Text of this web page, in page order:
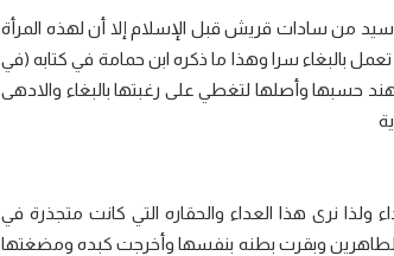
من سادات قريش قبل الإسلام إلا أن لهذه المرأة
بالبغاء سرا وهذا ما ذكره ابن حمامة في كتابه (في
حسبها وأصلها لتغطي على رغبتها بالبغاء والادهى
نرى هذا العداء والحقاره التي كانت متجذرة في
وبقرت بطنه بنفسها وأخرجت كبده ومضغتها